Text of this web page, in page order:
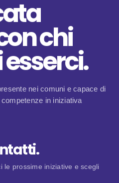
chi
nei comuni e capace di
in iniziativa
le prossime iniziative e scegli